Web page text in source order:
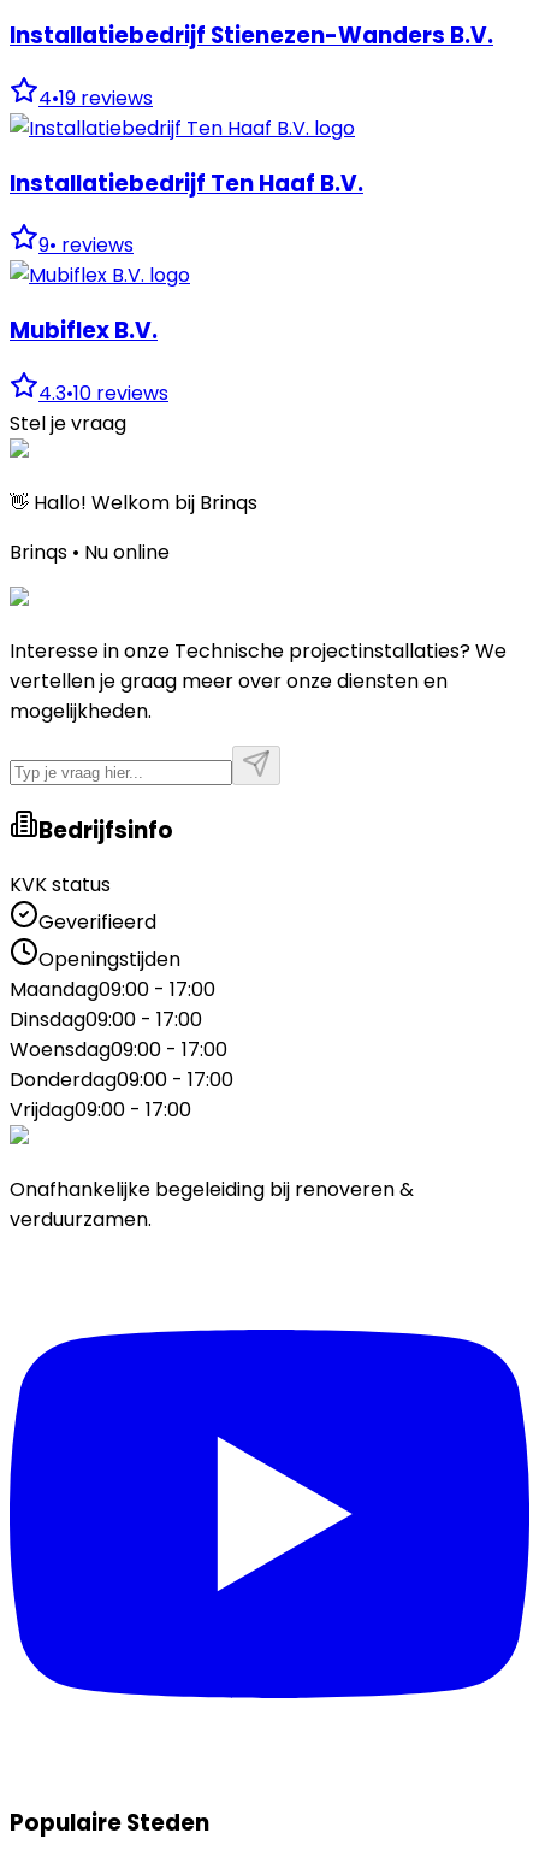
Installatiebedrijf Stienezen-Wanders B.V.
4•19 reviews
Installatiebedrijf Ten Haaf B.V.
9• reviews
Mubiflex B.V.
4.3•10 reviews
Stel je vraag
👋 Hallo! Welkom bij Brinqs
Brinqs • Nu online
Interesse in onze Technische projectinstallaties? We
vertellen je graag meer over onze diensten en
mogelijkheden.
Bedrijfsinfo
KVK status
Geverifieerd
Openingstijden
Maandag09:00 - 17:00
Dinsdag09:00 - 17:00
Woensdag09:00 - 17:00
Donderdag09:00 - 17:00
Vrijdag09:00 - 17:00
Onafhankelijke begeleiding bij renoveren &
verduurzamen.
Populaire Steden